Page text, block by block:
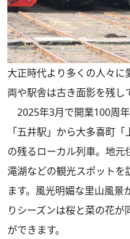
大正時代より多くの人々
両や駅舎は古き面影を残し
2025年3月で開業100周
「五井駅」から大多喜町
の残るローカル列車。地
滝湖などの観光スポットを
ます。風光明媚な里山風
りシーズンは桜と菜の花
ができます。